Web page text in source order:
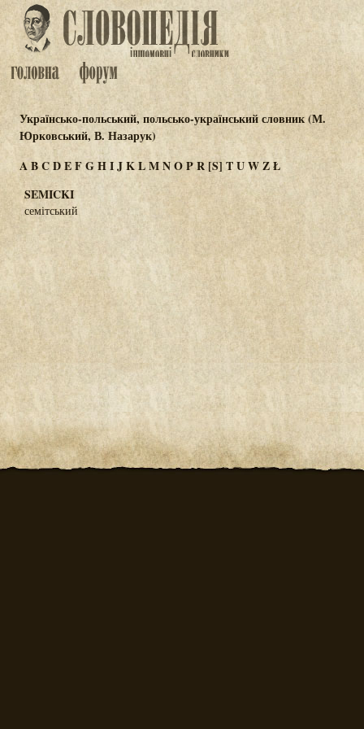
Українсько-польський, польсько-український словник (М.
Юрковський, В. Назарук)
ABCDEFGHIJKLMNOPR[S] TUWZŁ
SEMICKI
семітський